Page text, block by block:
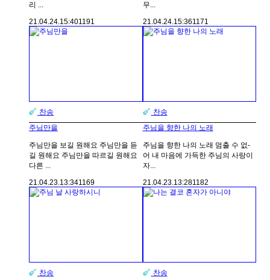
리 ...
21.04.24.15:401191
무...
21.04.24.15:361171
찬송
주님만을
주님만을 보길 원해요 주님만을 듣
길 원해요 주님만을 따르길 원해요
다른 ...
21.04.23.13:341169
찬송
주님을 향한 나의 노래
주님을 향한 나의 노래 멈출 수 없-
어 내 마음에 가득한 주님의 사랑이
자...
21.04.23.13:281182
찬송
찬송